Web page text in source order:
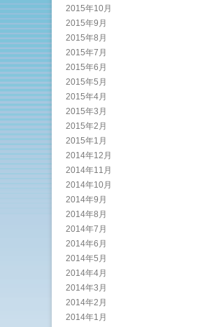
2015年10月
2015年9月
2015年8月
2015年7月
2015年6月
2015年5月
2015年4月
2015年3月
2015年2月
2015年1月
2014年12月
2014年11月
2014年10月
2014年9月
2014年8月
2014年7月
2014年6月
2014年5月
2014年4月
2014年3月
2014年2月
2014年1月